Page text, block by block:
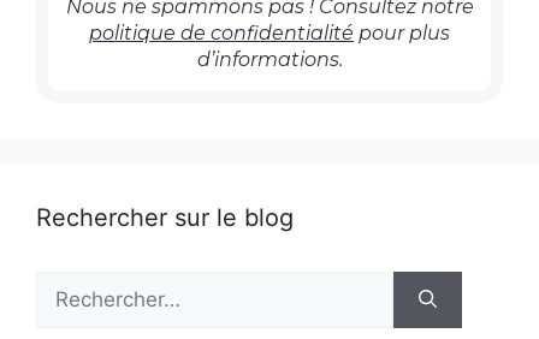
Nous ne spammons pas ! Consultez notre
politique de confidentialité pour plus
d’informations.
Rechercher sur le blog